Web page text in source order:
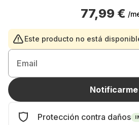
77,99 € /
Este producto no está
Email
Notificarme
Protección contra daños